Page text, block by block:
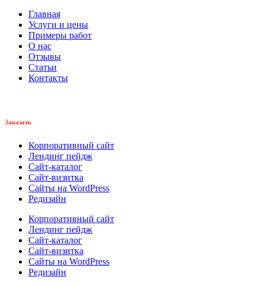
Главная
Услуги и цены
Примеры работ
О нас
Отзывы
Статьи
Контакты
Заказать
Корпоративный сайт
Лендинг пейдж
Сайт-каталог
Сайт-визитка
Сайты на WordPress
Редизайн
Корпоративный сайт
Лендинг пейдж
Сайт-каталог
Сайт-визитка
Сайты на WordPress
Редизайн